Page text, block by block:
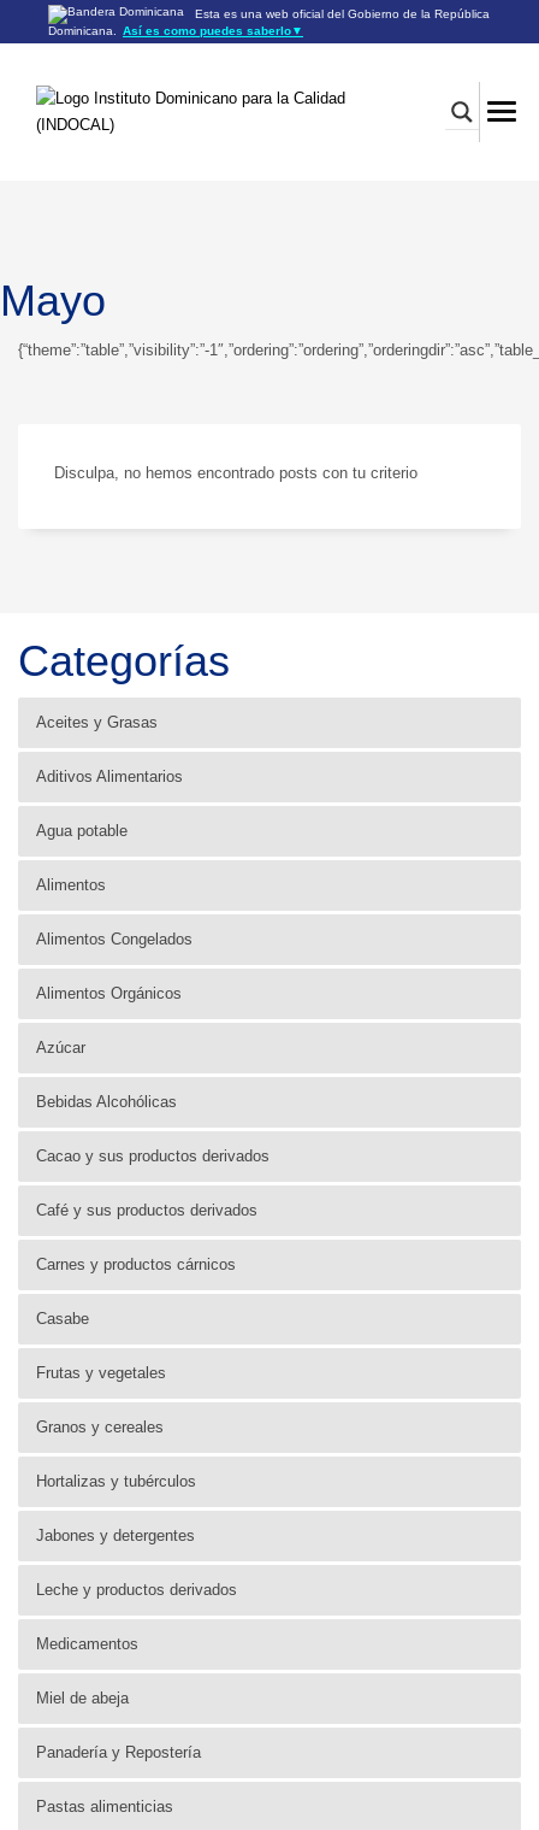
Esta es una web oficial del Gobierno de la República
Dominicana.
Así es como puedes saberlo▼
Los sitios web oficiales utilizan .gob.do o .gov.do
Los sitios web oficiales .gob.do o .gov.do seguros utilizan
HTTPS
Mayo
{“theme”:”table”,”visibility”:”-
Disculpa, no hemos encontrado posts con tu criterio
Categorías
Aceites y Grasas
Aditivos Alimentarios
Agua potable
Alimentos
Alimentos Congelados
Alimentos Orgánicos
Azúcar
Bebidas Alcohólicas
Cacao y sus productos derivados
Café y sus productos derivados
Carnes y productos cárnicos
Casabe
Frutas y vegetales
Granos y cereales
Hortalizas y tubérculos
Jabones y detergentes
Leche y productos derivados
Medicamentos
Miel de abeja
Panadería y Repostería
Pastas alimenticias